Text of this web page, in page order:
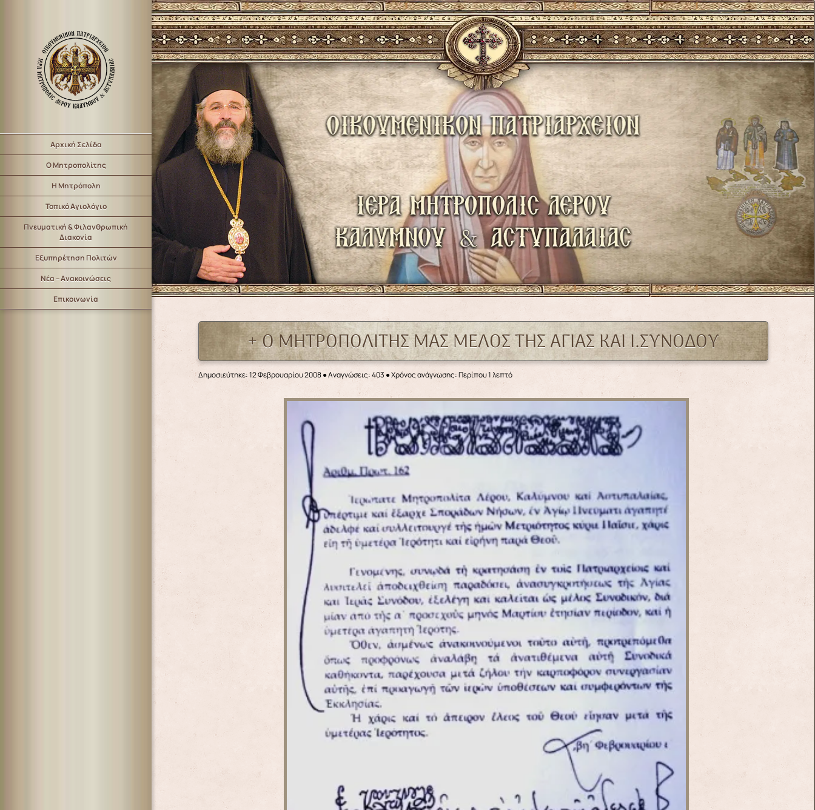
Αρχική Σελίδα
Ο Μητροπολίτης
Η Μητρόπολη
Τοπικό Αγιολόγιο
Πνευματική & Φιλανθρωπική
Διακονία
Εξυπηρέτηση Πολιτών
Νέα – Ανακοινώσεις
Επικοινωνία
+ Ο ΜΗΤΡΟΠΟΛΙΤΗΣ ΜΑΣ ΜΕΛΟΣ ΤΗΣ ΑΓΙΑΣ ΚΑΙ Ι.ΣΥΝΟΔΟΥ
Δημοσιεύτηκε: 12 Φεβρουαρίου 2008●Αναγνώσεις: 403 ● Χρόνος ανάγνωσης: Περίπου 1 λεπτό